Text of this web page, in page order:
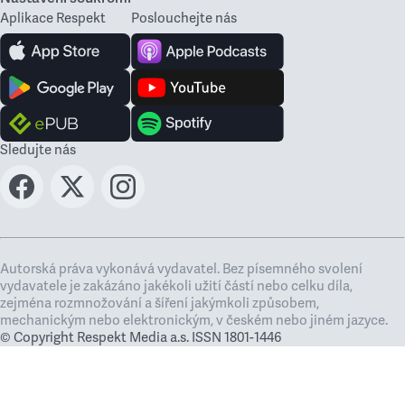
Aplikace Respekt Poslouchejte nás
Sledujte nás
Autorská práva vykonává vydavatel. Bez písemného svolení
vydavatele je zakázáno jakékoli užití částí nebo celku díla,
zejména rozmnožování a šíření jakýmkoli způsobem,
mechanickým nebo elektronickým, v českém nebo jiném jazyce.
© Copyright Respekt Media a.s. ISSN 1801-1446